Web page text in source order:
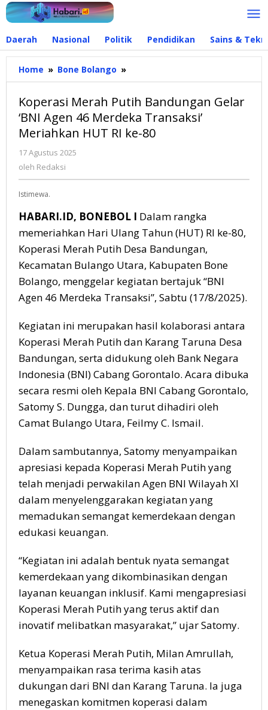
Lewati
ke
Daerah Nasional Politik Pendidikan Sains &
Home » Bone Bolango »
Merah
Putih
Bandungan
Gelar
'BNI
Transaksi'
RI
ke-
80
Koperasi Merah Putih Bandungan Gelar
‘BNI Agen 46 Merdeka Transaksi’
Meriahkan HUT RI ke-80
17 Agustus 2025
oleh Redaksi
Istimewa.
HABARI.ID, BONEBOL I Dalam rangka
memeriahkan Hari Ulang Tahun (HUT) RI ke-80,
Koperasi Merah Putih Desa Bandungan,
Kecamatan Bulango Utara, Kabupaten Bone
Bolango, menggelar kegiatan bertajuk “BNI
Agen 46 Merdeka Transaksi”, Sabtu (17/8/2025).
Kegiatan ini merupakan hasil kolaborasi antara
Koperasi Merah Putih dan Karang Taruna Desa
Bandungan, serta didukung oleh Bank Negara
Indonesia (BNI) Cabang Gorontalo. Acara dibuka
secara resmi oleh Kepala BNI Cabang Gorontalo,
Satomy S. Dungga, dan turut dihadiri oleh
Camat Bulango Utara, Feilmy C. Ismail.
Dalam sambutannya, Satomy menyampaikan
apresiasi kepada Koperasi Merah Putih yang
telah menjadi perwakilan Agen BNI Wilayah XI
dalam menyelenggarakan kegiatan yang
memadukan semangat kemerdekaan dengan
edukasi keuangan.
“Kegiatan ini adalah bentuk nyata semangat
kemerdekaan yang dikombinasikan dengan
layanan keuangan inklusif. Kami mengapresiasi
Koperasi Merah Putih yang terus aktif dan
inovatif melibatkan masyarakat,” ujar Satomy.
Ketua Koperasi Merah Putih, Milan Amrullah,
menyampaikan rasa terima kasih atas
dukungan dari BNI dan Karang Taruna. Ia juga
menegaskan komitmen koperasi dalam